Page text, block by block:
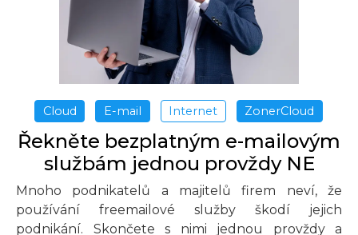
Cloud E-mail Internet ZonerCloud
Řekněte bezplatným e-mailovým
službám jednou provždy NE
Mnoho podnikatelů a majitelů firem neví, že
používání freemailové služby škodí jejich
podnikání. Skončete s nimi jednou provždy a